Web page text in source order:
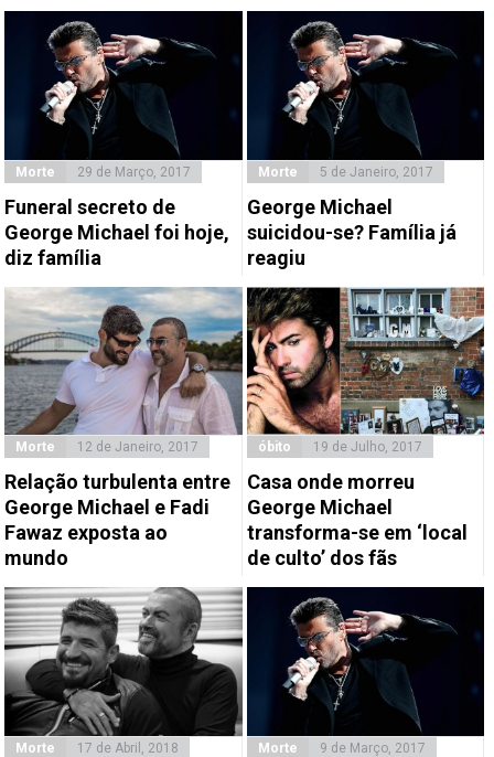
Morte 29 de Março, 2017
Funeral secreto de
George Michael foi hoje,
diz família
Morte 5 de Janeiro, 2017
George Michael
suicidou-se? Família já
reagiu
Morte 12 de Janeiro, 2017
Relação turbulenta entre
George Michael e Fadi
Fawaz exposta ao
mundo
óbito 19 de Julho, 2017
Casa onde morreu
George Michael
transforma-se em ‘local
de culto’ dos fãs
Morte 17 de Abril, 2018 Morte 9 de Março, 2017